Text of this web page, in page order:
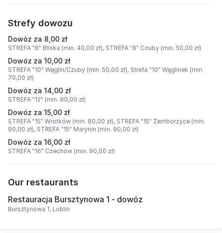
Strefy dowozu
Dowóz za 8,00 zł
STREFA "8" Bliska (min. 40,00 zł), STREFA "8" Czuby (min. 50,00 zł)
Dowóz za 10,00 zł
STREFA "10" Węglin/Czuby (min. 50,00 zł), Strefa "10" Węglinek (min.
70,00 zł)
Dowóz za 14,00 zł
STREFA "12" (min. 80,00 zł)
Dowóz za 15,00 zł
STREFA "15" Wrotków (min. 80,00 zł), STREFA "15" Zemborzyce (min.
90,00 zł), STREFA "15" Marynin (min. 90,00 zł)
Dowóz za 16,00 zł
STREFA "16" Czechów (min. 90,00 zł)
Our restaurants
Restauracja Bursztynowa 1 - dowóz
Bursztynowa 1, Lublin